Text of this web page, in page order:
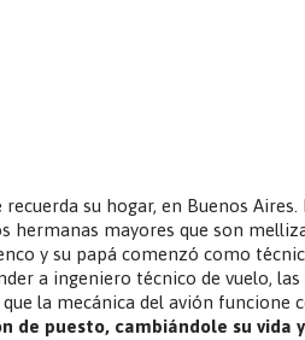
su hogar, en Buenos Aires.
hermanas mayores que son
y su papá comenzó como
a ingeniero técnico de vuelo, las
la mecánica del avión funcione
de puesto, cambiándole su vida